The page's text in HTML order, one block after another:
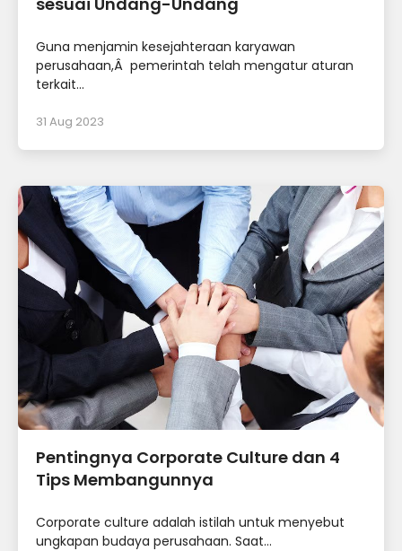
Guna menjamin kesejahteraan karyawan
perusahaan,Â pemerintah telah mengatur aturan
terkait...
31 Aug 2023
Pentingnya Corporate Culture dan 4
Tips Membangunnya
Corporate culture adalah istilah untuk menyebut
ungkapan budaya perusahaan. Saat...